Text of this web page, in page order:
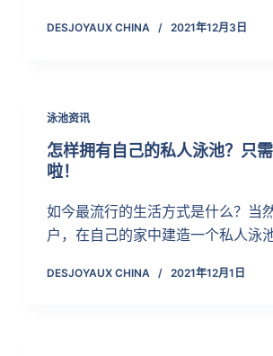
DESJOYAUX CHINA 2021年12月3日
泳池资讯
怎样拥有自己的私人泳池？只
啦！
如今最流行的生活方式是什么？当
户，在自己的家中建造一个私人泳
DESJOYAUX CHINA 2021年12月1日